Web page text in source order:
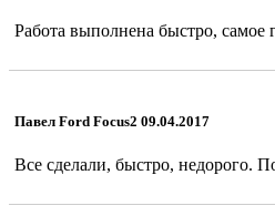
Работа выполнена быстро, самое
Павел Ford Focus2 09.04.2017
Все сделали, быстро, недорого.